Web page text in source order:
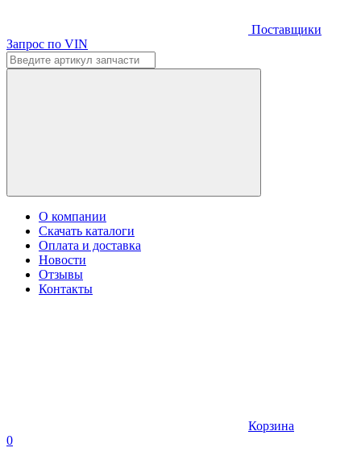
Поставщики
Запрос по VIN
О компании
Скачать каталоги
Оплата и доставка
Новости
Отзывы
Контакты
Корзина
0